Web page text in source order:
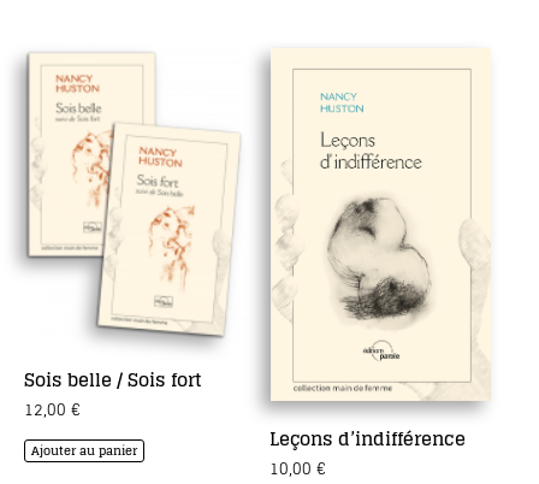
Sois belle / Sois fort
12,00 €
Ajouter au panier Leçons d’indifférence
10,00 €